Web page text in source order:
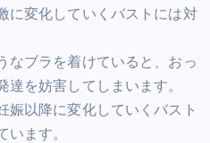
に変化していくバストには対
なブラを着けていると、おっ
を妨害してしまいます。
娠以降に変化していくバスト
います。